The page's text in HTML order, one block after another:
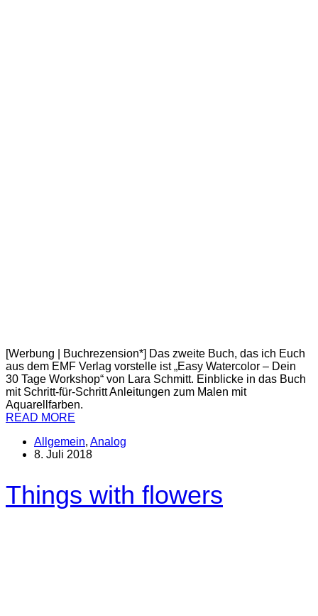
[Werbung | Buchrezension*] Das zweite Buch, das ich Euch
aus dem EMF Verlag vorstelle ist „Easy Watercolor – Dein
30 Tage Workshop“ von Lara Schmitt. Einblicke in das Buch
mit Schritt-für-Schritt Anleitungen zum Malen mit
Aquarellfarben.
READ MORE
Allgemein, Analog
8. Juli 2018
Things with flowers